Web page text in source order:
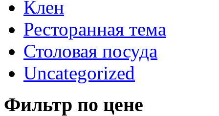
Клен
Ресторанная тема
Столовая посуда
Uncategorized
Фильтр по цене